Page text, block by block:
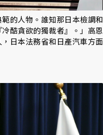
的人物。誰知那日本檢調和
酷貪欲的獨裁者』。」高恩
日本法務省和日產汽車方面